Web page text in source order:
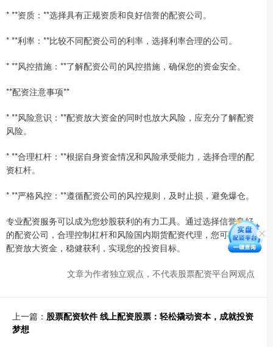
* **资质：**选择具有正规资质和良好信誉的配资公司。
* **利率：**比较不同配资公司的利率，选择利率合理的公司。
* **风控措施：**了解配资公司的风控措施，确保您的资金安全。
**配资注意事项**
* **风险意识：**配资放大资金的同时也放大风险，应充分了解配资
风险。
* **合理杠杆：**根据自身资金情况和风险承受能力，选择合理的配
资杠杆。
* **严格风控：**遵循配资公司的风控规则，及时止损，避免爆仓。
专业配资服务可以成为您炒股获利的有力工具。通过选择信誉良好
的配资公司，合理控制杠杆和风险国内期货配资代理，您可以利用
配资放大资金，稳健获利，实现您的投资目标。
文章为作者独立观点，不代表股票配资平台网观点
上一篇： 股票配资软件 线上配资股票：轻松撬动资本，成就投资
梦想